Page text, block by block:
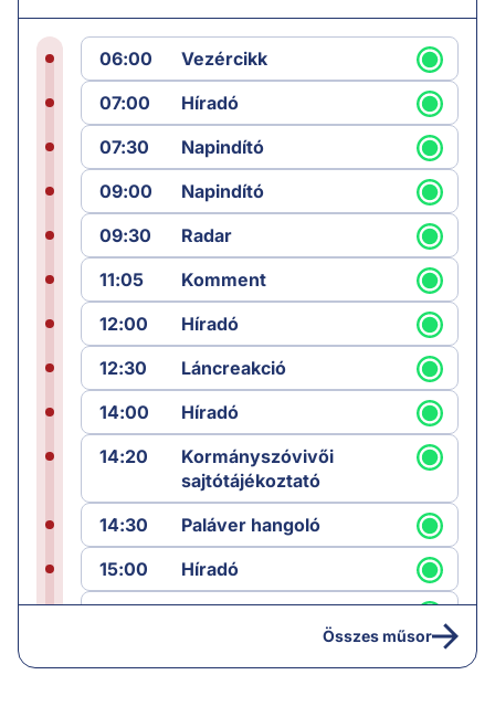
06:00
Vezércikk
07:00
Híradó
07:30
Napindító
09:00
Napindító
09:30
Radar
11:05
Komment
12:00
Híradó
12:30
Láncreakció
14:00
Híradó
14:20
Kormányszóvivői
sajtótájékoztató
14:30
Paláver hangoló
15:00
Híradó
15:30
Paláver
Összes műsor